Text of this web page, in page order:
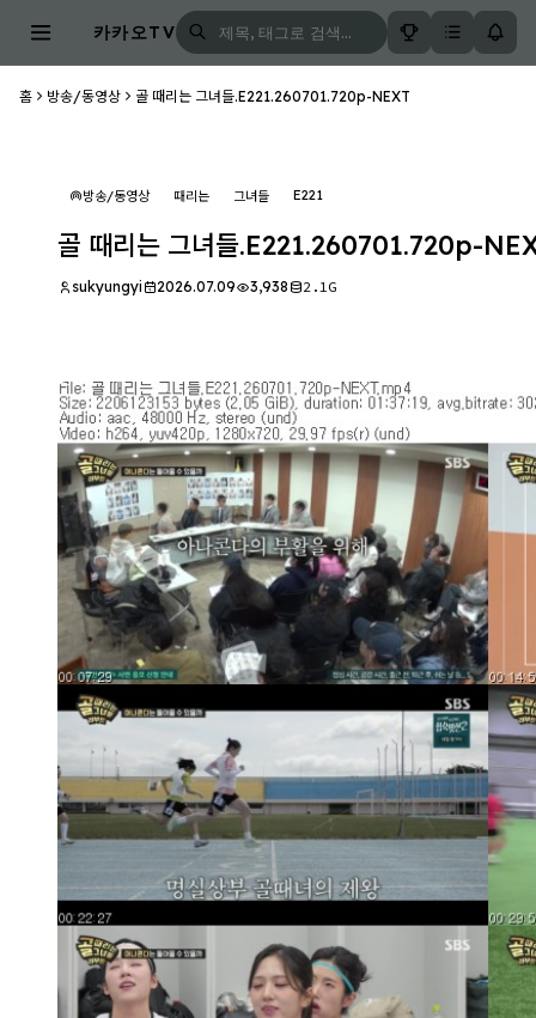
카카오TV
홈 방송/동영상 골 때리는 그녀들.E221.260701.720p-NEXT
방송/동영상 때리는 그녀들 E221
골 때리는 그녀들.E221.260701.720p-
sukyungyi 2026.07.09 3,938 2.1G